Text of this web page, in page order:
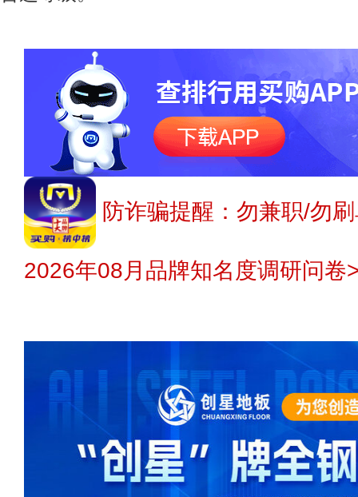
防诈骗提醒：勿兼职/勿
2026年08月品牌知名度调研问卷